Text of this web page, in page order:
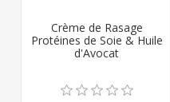
Crème de Rasage
Protéines de Soie & Huile
d'Avocat